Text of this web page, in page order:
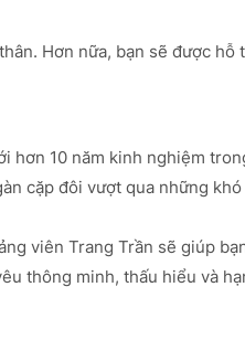
Hơn nữa, bạn sẽ được hỗ
hơn 10 năm kinh nghiệm
cặp đôi vượt qua những
viên Trang Trần sẽ giúp
thông minh, thấu hiểu và